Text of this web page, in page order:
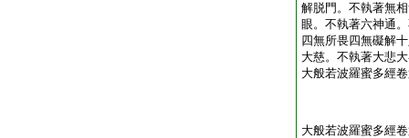
解脱門。不執著無
眼。不執著六神通
四無所畏四無礙解
大慈。不執著大悲
大般若波羅蜜多經
大般若波羅蜜多經